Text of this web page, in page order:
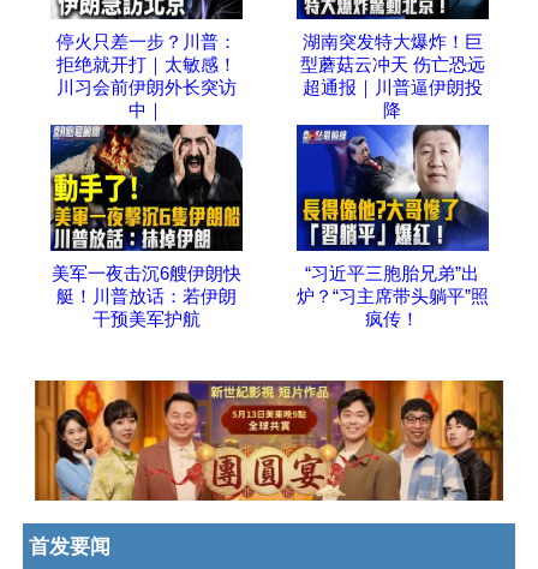
停火只差一步？川普：
拒绝就开打｜太敏感！
川习会前伊朗外长突访
中｜
湖南突发特大爆炸！巨
型蘑菇云冲天 伤亡恐远
超通报｜川普逼伊朗投
降
美军一夜击沉6艘伊朗快
艇！川普放话：若伊朗
干预美军护航
“习近平三胞胎兄弟”出
炉？“习主席带头躺平”照
疯传！
首发要闻